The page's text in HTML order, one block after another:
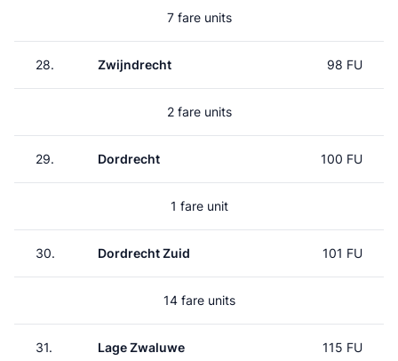
7 fare units
28. Zwijndrecht 98 FU
2 fare units
29. Dordrecht 100 FU
1 fare unit
30. Dordrecht Zuid 101 FU
14 fare units
31. Lage Zwaluwe 115 FU